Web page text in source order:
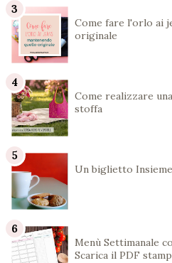
Come fare l'orlo ai
originale
Come realizzare
stoffa
Un biglietto
Menù Settimanale
Scarica il PDF